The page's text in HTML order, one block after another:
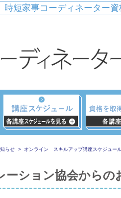
時短家事コーディネーター
らせ オンライン スキルアップ講座スケジュー
ーション協会からの